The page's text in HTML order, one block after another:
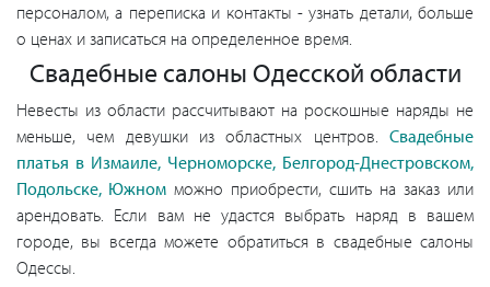
персоналом, а переписка и контакты - узнать детали, больше
о ценах и записаться на определенное время.
Свадебные салоны Одесской области
Невесты из области рассчитывают на роскошные наряды не
меньше, чем девушки из областных центров. Свадебные
платья в Измаиле, Черноморске, Белгород-Днестровском,
Подольске, Южном можно приобрести, сшить на заказ или
арендовать. Если вам не удастся выбрать наряд в вашем
городе, вы всегда можете обратиться в свадебные салоны
Одессы.